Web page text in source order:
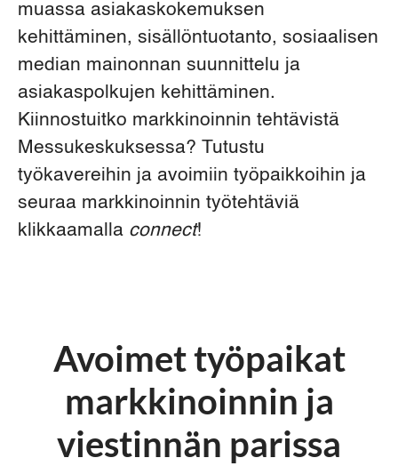
muassa asiakaskokemuksen
kehittäminen, sisällöntuotanto, sosiaalisen
median mainonnan suunnittelu ja
asiakaspolkujen kehittäminen.
Kiinnostuitko markkinoinnin tehtävistä
Messukeskuksessa? Tutustu
työkavereihin ja avoimiin työpaikkoihin ja
seuraa markkinoinnin työtehtäviä
klikkaamalla connect!
Avoimet työpaikat
markkinoinnin ja
viestinnän parissa